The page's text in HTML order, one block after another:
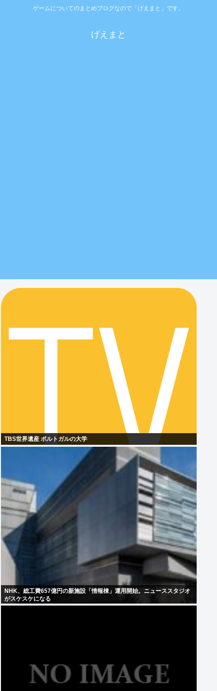
ゲームについてのまとめブログなので「げえまと」です。
げえまと
TBS世界遺産 ポルトガルの大学
NHK、総工費657億円の新施設「情報棟」運用開始。ニューススタジオ
がスケスケになる